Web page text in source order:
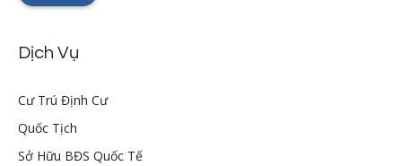
Dịch Vụ
Cư Trú Định Cư
Quốc Tịch
Sở Hữu BĐS Quốc Tế